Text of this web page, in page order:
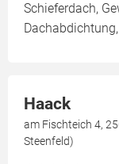
Schieferdach,
Haack
am Fischteich 4,
Steenfeld)